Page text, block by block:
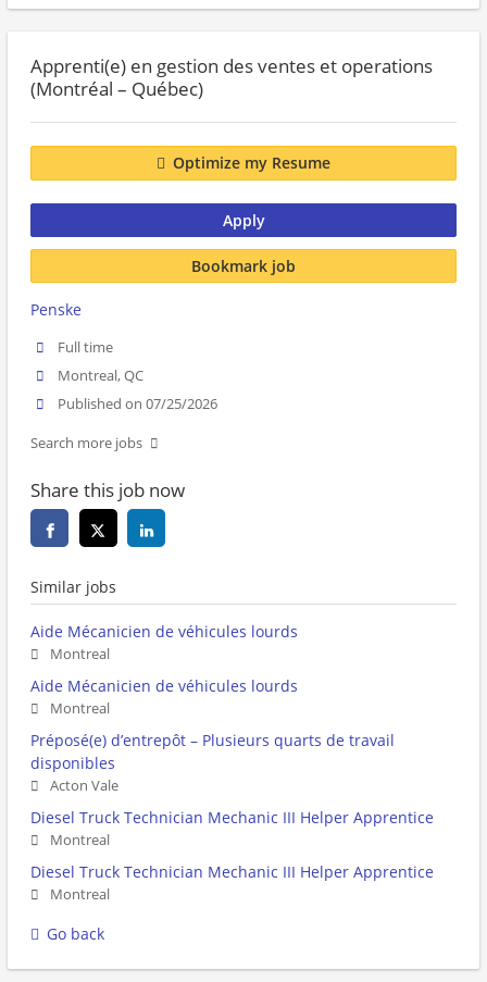
Apprenti(e) en gestion des ventes et operations
(Montréal – Québec)
Optimize my Resume
Apply
Bookmark job
Penske
Full time
Montreal, QC
Published on 07/25/2026
Search more jobs
Share this job now
Similar jobs
Aide Mécanicien de véhicules lourds
Montreal
Aide Mécanicien de véhicules lourds
Montreal
Préposé(e) d’entrepôt – Plusieurs quarts de travail
disponibles
Acton Vale
Diesel Truck Technician Mechanic III Helper Apprentice
Montreal
Diesel Truck Technician Mechanic III Helper Apprentice
Montreal
Go back